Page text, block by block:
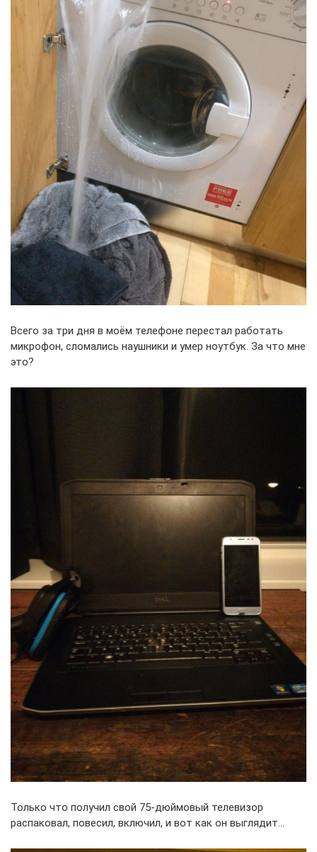
Всего за три дня в моём телефоне перестал работать
микрофон, сломались наушники и умер ноутбук. За что мне
это?
Только что получил свой 75-дюймовый телевизор
распаковал, повесил, включил, и вот как он выглядит…